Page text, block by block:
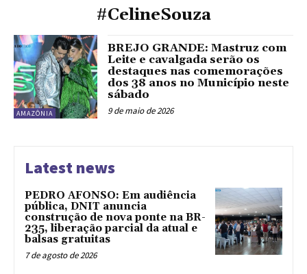
#CelineSouza
AMAZÔNIA
BREJO GRANDE: Mastruz com
Leite e cavalgada serão os
destaques nas comemorações
dos 38 anos no Município neste
sábado
9 de maio de 2026
Latest news
PEDRO AFONSO: Em audiência
pública, DNIT anuncia
construção de nova ponte na BR-
235, liberação parcial da atual e
balsas gratuitas
7 de agosto de 2026